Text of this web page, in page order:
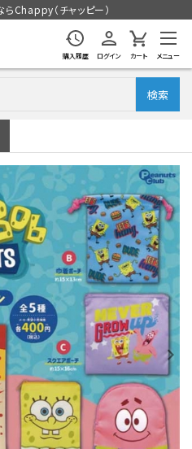
Chappy（チャッピー）
購入履歴 ログイン カート メニュー
検索
会員登録
チェック